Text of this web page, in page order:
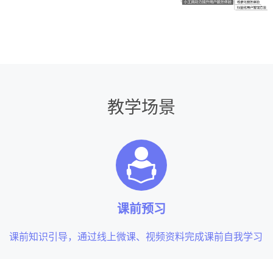
教学场景
课前预习
课前知识引导，通过线上微课、视频资料完成课前自我学习